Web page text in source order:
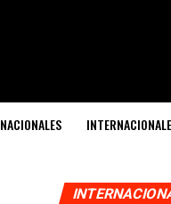
NACIONALES